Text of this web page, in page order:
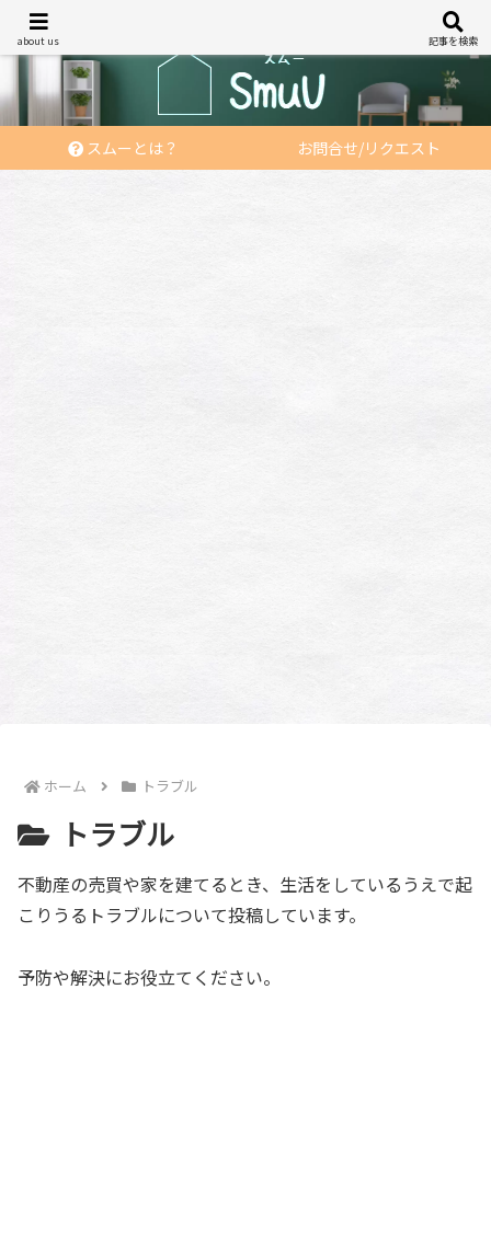
スムーとは？ お問合せ/リクエスト
ホーム トラブル
トラブル
不動産の売買や家を建てるとき、生活をしているうえで起
こりうるトラブルについて投稿しています。
予防や解決にお役立てください。
about us 記事を検索